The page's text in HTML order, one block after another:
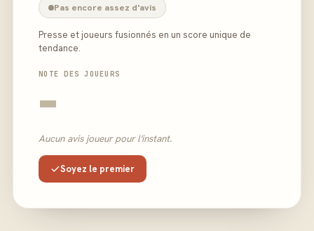
Pas encore assez d'avis
Presse et joueurs fusionnés en un score unique de
tendance.
NOTE DES JOUEURS
-
Aucun avis joueur pour l'instant.
Soyez le premier